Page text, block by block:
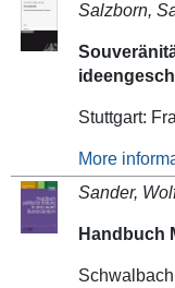
Salzborn,
Stuttgart:
More
Sander,
Handbuch